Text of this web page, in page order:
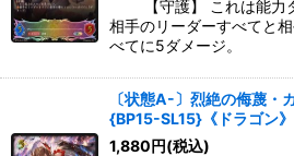
【守護】 これは能力ダ
相手のリーダーすべてと
べてに5ダメージ。
〔状態A-〕烈絶の侮蔑・
{BP15-SL15}《ドラゴン》
1,880円(税込)